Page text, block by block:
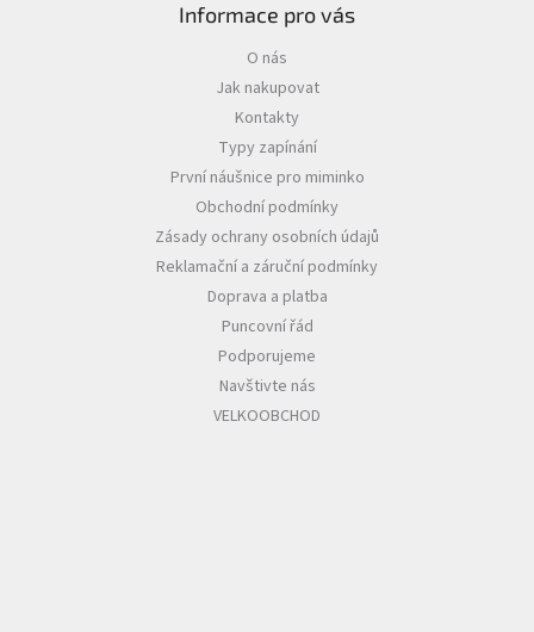
Informace pro vás
O nás
Jak nakupovat
Kontakty
Typy zapínání
První náušnice pro miminko
Obchodní podmínky
Zásady ochrany osobních údajů
Reklamační a záruční podmínky
Doprava a platba
Puncovní řád
Podporujeme
Navštivte nás
VELKOOBCHOD